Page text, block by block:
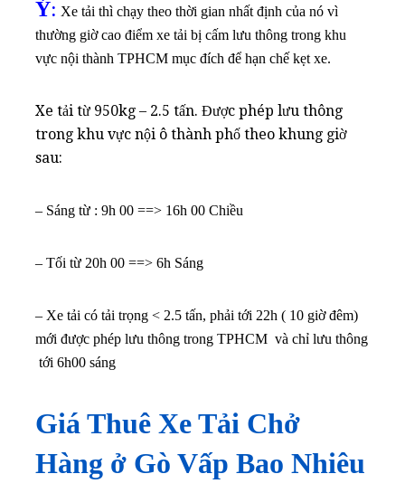
Ý: Xe tải thì chạy theo thời gian nhất định của nó vì
thường giờ cao điểm xe tải bị cấm lưu thông trong khu
vực nội thành TPHCM mục đích để hạn chế kẹt xe.
Xe tải từ 950kg – 2.5 tấn. Được phép lưu thông
trong khu vực nội ô thành phố theo khung giờ
sau:
– Sáng từ : 9h 00 ==> 16h 00 Chiều
– Tối từ 20h 00 ==> 6h Sáng
– Xe tải có tải trọng < 2.5 tấn, phải tới 22h ( 10 giờ đêm)
mới được phép lưu thông trong TPHCM và chỉ lưu thông
tới 6h00 sáng
Giá Thuê Xe Tải Chở
Hàng ở Gò Vấp Bao Nhiêu